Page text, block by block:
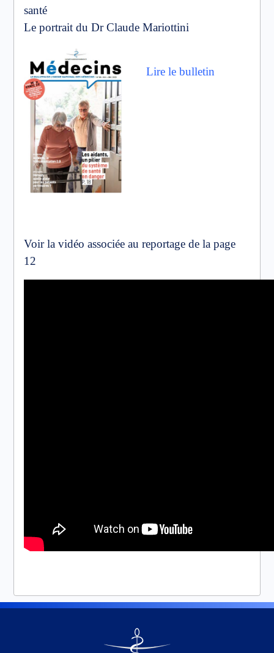
santé
Le portrait du Dr Claude Mariottini
Lire le bulletin
Voir la vidéo associée au reportage de la page
12
Go
to